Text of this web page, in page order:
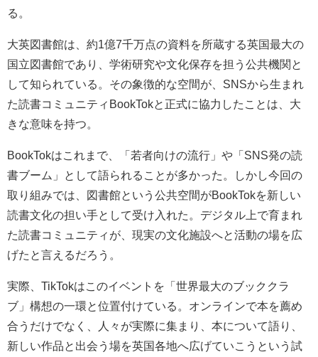
る。
大英図書館は、約1億7千万点の資料を所蔵する英国最大の
国立図書館であり、学術研究や文化保存を担う公共機関と
して知られている。その象徴的な空間が、SNSから生まれ
た読書コミュニティBookTokと正式に協力したことは、大
きな意味を持つ。
BookTokはこれまで、「若者向けの流行」や「SNS発の読
書ブーム」として語られることが多かった。しかし今回の
取り組みでは、図書館という公共空間がBookTokを新しい
読書文化の担い手として受け入れた。デジタル上で育まれ
た読書コミュニティが、現実の文化施設へと活動の場を広
げたと言えるだろう。
実際、TikTokはこのイベントを「世界最大のブッククラ
ブ」構想の一環と位置付けている。オンラインで本を薦め
合うだけでなく、人々が実際に集まり、本について語り、
新しい作品と出会う場を英国各地へ広げていこうという試